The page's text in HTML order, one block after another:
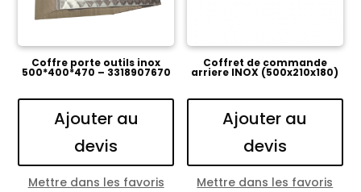
Coffre porte outils inox
500*400*470 – 3318907670
Ajouter au
devis
Mettre dans les favoris
Coffret de commande
arriere INOX (500x210x180)
Ajouter au
devis
Mettre dans les favoris